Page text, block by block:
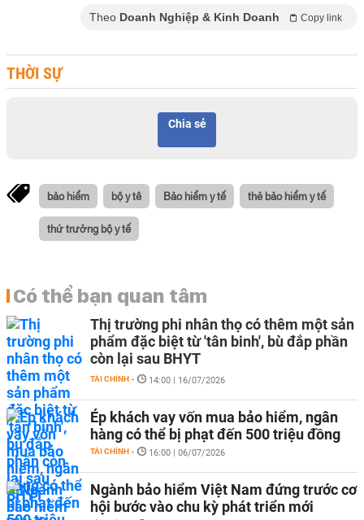
Theo Doanh Nghiệp & Kinh Doanh Copy link
THỜI SỰ
Chia sẻ
bảo hiểm bộ y tê Bảo hiểm y tế thẻ bảo hiểm y tế
thứ trưởng bộ y tế
Có thể bạn quan tâm
Thị trường phi nhân thọ có thêm một sản
phẩm đặc biệt từ 'tân binh', bù đắp phần
còn lại sau BHYT
TÀI CHÍNH - 14:00 | 16/07/2026
Ép khách vay vốn mua bảo hiểm, ngân
hàng có thể bị phạt đến 500 triệu đồng
TÀI CHÍNH - 16:00 | 06/07/2026
Ngành bảo hiểm Việt Nam đứng trước cơ
hội bước vào chu kỳ phát triển mới